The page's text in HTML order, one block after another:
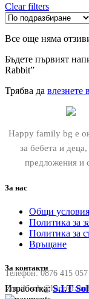
Clear filters
Все още няма
Бъдете първият
Rabbit”
Трябва да влезнете
Happy family bg е
за бебета и
предложения и
За нас
Общи условия
Политика за
Политика за
Връщане
За контакти
Телефон:0876 415 057
Email:
Изработка:S.I.T